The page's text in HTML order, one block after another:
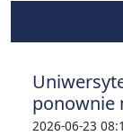
ponownie
2026-06-23